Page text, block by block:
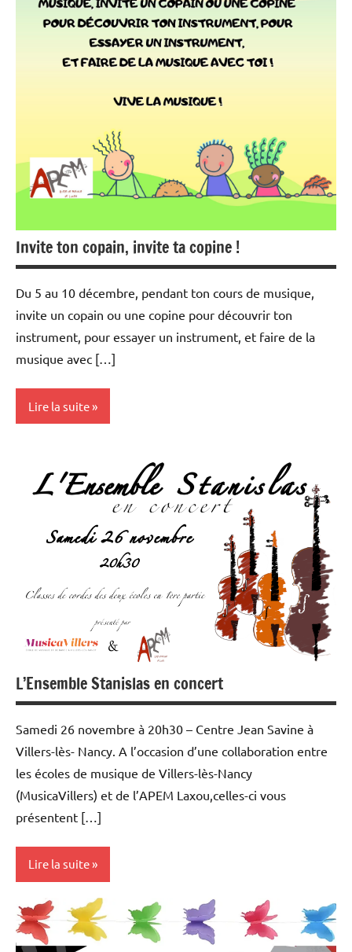
Invite ton copain, invite ta copine !
Du 5 au 10 décembre, pendant ton cours de musique,
invite un copain ou une copine pour découvrir ton
instrument, pour essayer un instrument, et faire de la
musique avec […]
Lire la suite
stages
L’Ensemble Stanislas en concert
Samedi 26 novembre à 20h30 – Centre Jean Savine à
Villers-lès- Nancy. A l’occasion d’une collaboration entre
les écoles de musique de Villers-lès-Nancy
(MusicaVillers) et de l’APEM Laxou,celles-ci vous
présentent […]
Lire la suite
auditions
et